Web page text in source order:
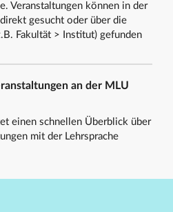
Veranstaltungen können in der
gesucht oder über die
Fakultät > Institut) gefunden
an der MLU
einen schnellen Überblick über
mit der Lehrsprache